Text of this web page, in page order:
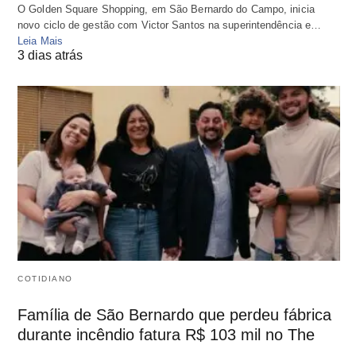
O Golden Square Shopping, em São Bernardo do Campo, inicia
novo ciclo de gestão com Victor Santos na superintendência e…
Leia Mais
3 dias atrás
COTIDIANO
Família de São Bernardo que perdeu fábrica
durante incêndio fatura R$ 103 mil no The